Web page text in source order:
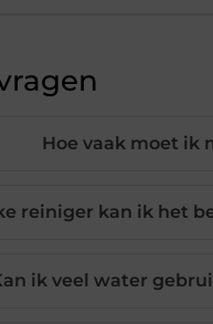
Hoe vaak moet ik
reiniger kan ik het
ik veel water